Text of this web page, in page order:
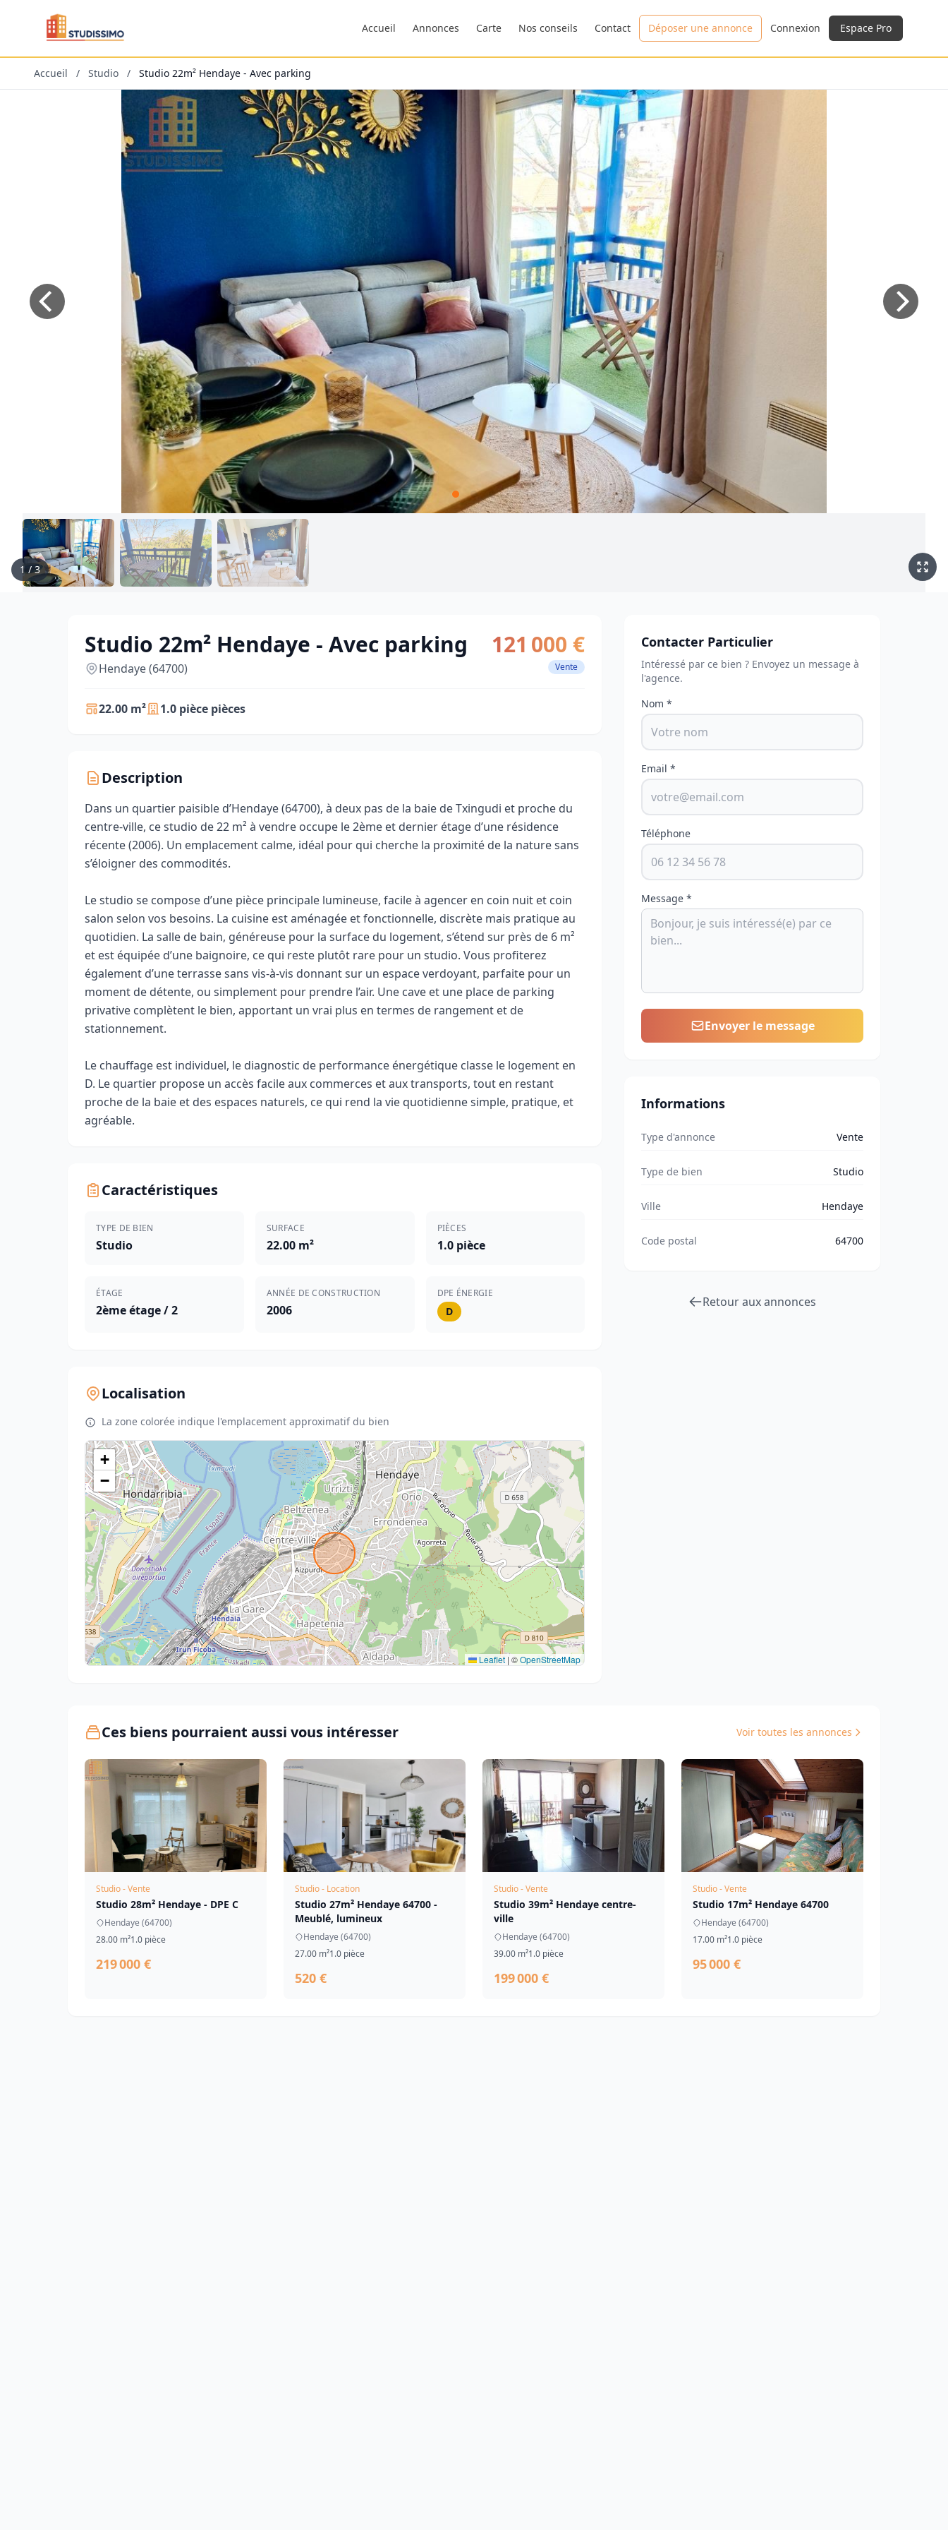
Accueil Annonces Carte Nos conseils Contact Déposer une annonce Connexion Espace Pro
Accueil / Studio / Studio 22m² Hendaye - Avec parking
1 /3
Studio 22m² Hendaye - Avec parking
Hendaye (64700)
121 000 €
Vente
22.00 m² 1.0 pièce pièces
Description
Dans un quartier paisible d’Hendaye (64700), à deux pas de la baie de Txingudi et proche du
centre-ville, ce studio de 22 m² à vendre occupe le 2ème et dernier étage d’une résidence
récente (2006). Un emplacement calme, idéal pour qui cherche la proximité de la nature sans
s’éloigner des commodités.
Le studio se compose d’une pièce principale lumineuse, facile à agencer en coin nuit et coin
salon selon vos besoins. La cuisine est aménagée et fonctionnelle, discrète mais pratique au
quotidien. La salle de bain, généreuse pour la surface du logement, s’étend sur près de 6 m²
et est équipée d’une baignoire, ce qui reste plutôt rare pour un studio. Vous profiterez
également d’une terrasse sans vis-à-vis donnant sur un espace verdoyant, parfaite pour un
moment de détente, ou simplement pour prendre l’air. Une cave et une place de parking
privative complètent le bien, apportant un vrai plus en termes de rangement et de
stationnement.
Le chauffage est individuel, le diagnostic de performance énergétique classe le logement en
D. Le quartier propose un accès facile aux commerces et aux transports, tout en restant
proche de la baie et des espaces naturels, ce qui rend la vie quotidienne simple, pratique, et
agréable.
Caractéristiques
TYPE DE BIEN
Studio
SURFACE
22.00 m²
PIÈCES
1.0 pièce
ÉTAGE
2ème étage / 2
ANNÉE DE CONSTRUCTION
2006
DPE ÉNERGIE
D
Localisation
La zone colorée indique l'emplacement approximatif du bien
+
−
Leaflet | ©OpenStreetMap
Contacter Particulier
Intéressé par ce bien ? Envoyez un message à
l'agence.
Nom *
Email *
Téléphone
Message *
Envoyer le message
Informations
Type d'annonce Vente
Type de bien Studio
Ville Hendaye
Code postal 64700
Retour aux annonces
Ces biens pourraient aussi vous intéresser Voir toutes les annonces
Studio - Vente
Studio 28m² Hendaye - DPE C
Hendaye (64700)
28.00 m²1.0 pièce
219 000 €
Studio - Location
Studio 27m² Hendaye 64700 -
Meublé, lumineux
Hendaye (64700)
27.00 m²1.0 pièce
520 €
Studio - Vente
Studio 39m² Hendaye centre-
ville
Hendaye (64700)
39.00 m²1.0 pièce
199 000 €
Studio - Vente
Studio 17m² Hendaye 64700
Hendaye (64700)
17.00 m²1.0 pièce
95 000 €